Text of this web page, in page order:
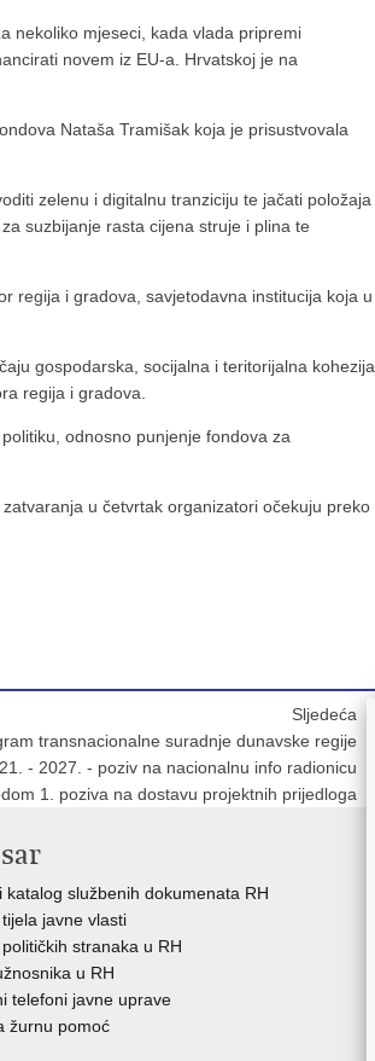
nekoliko mjeseci, kada vlada pripremi
novem iz EU-a. Hrvatskoj je na
Nataša Tramišak koja je prisustvovala
zelenu i digitalnu tranziciju te jačati položaja
suzbijanje rasta cijena struje i plina te
regija i gradova, savjetodavna institucija koja u
gospodarska, socijalna i teritorijalna kohezija
regija i gradova.
odnosno punjenje fondova za
u četvrtak organizatori očekuju preko
Sljedeća
transnacionalne suradnje dunavske regije
- 2027. - poziv na nacionalnu info radionicu
1. poziva na dostavu projektnih prijedloga
katalog službenih dokumenata RH
javne vlasti
stranaka u RH
u RH
telefoni javne uprave
žurnu pomoć